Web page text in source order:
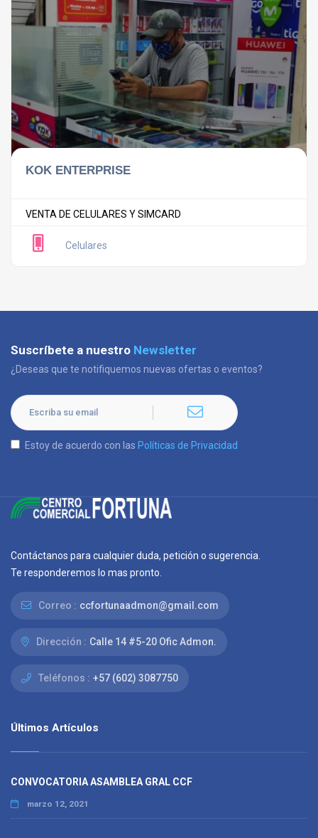
KOK ENTERPRISE
VENTA DE CELULARES Y SIMCARD
Celulares
Suscríbete a nuestro Newsletter
¿Deseas que te notifiquemos nuevas ofertas o eventos?
Estoy de acuerdo con las Políticas de Privacidad
Contáctanos para cualquier duda, petición o sugerencia.
Te responderemos lo mas pronto.
Correo : ccfortunaadmon@gmail.com
Dirección : Calle 14 #5-20 Ofic Admon.
Teléfonos : +57 (602) 3087750
Últimos Artículos
CONVOCATORIA ASAMBLEA GRAL CCF
marzo 12, 2021